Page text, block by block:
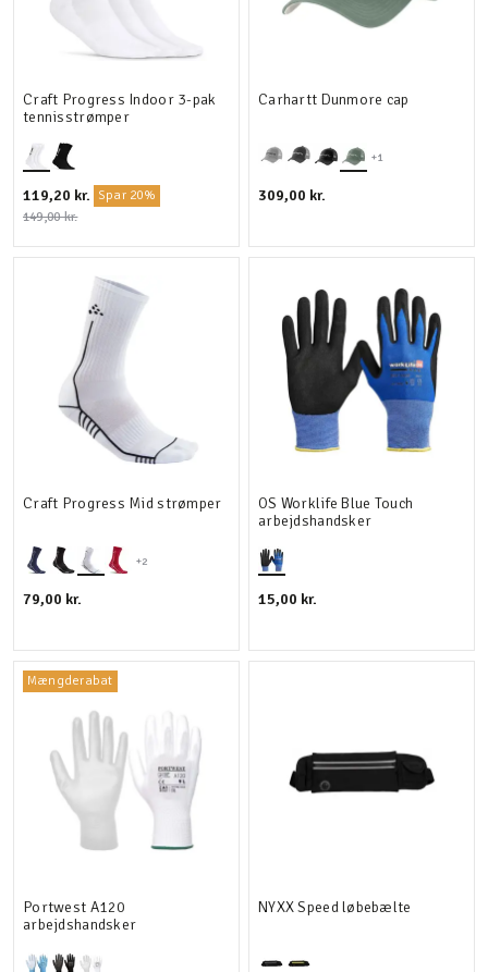
Craft Progress Indoor 3-pak
tennisstrømper
119,20 kr. Spar 20%
149,00 kr.
+1
Carhartt Dunmore cap
309,00 kr.
+2
Craft Progress Mid strømper
79,00 kr.
OS Worklife Blue Touch
arbejdshandsker
15,00 kr.
Mængderabat
Portwest A120
arbejdshandsker
NYXX Speed løbebælte